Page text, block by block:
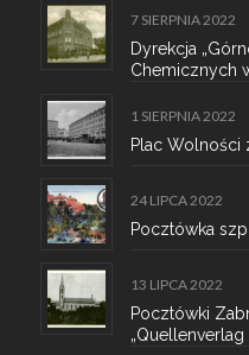
7 SIERPNIA 2022
Dyrekcja
Chemicznych
1 SIERPNIA 2022
Plac Wolności
24 LIPCA 2022
Pocztówka
13 LIPCA 2022
Pocztówki
„Quellenverlag